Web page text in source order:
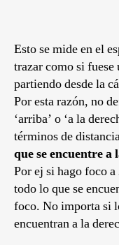
Esto se mide en el
trazar como si fuese
partiendo desde la
Por esta razón, no
‘arriba’ o ‘a la
términos de
que se encuentre a
Por ej si hago foco
todo lo que se
foco. No importa si
encuentran a la